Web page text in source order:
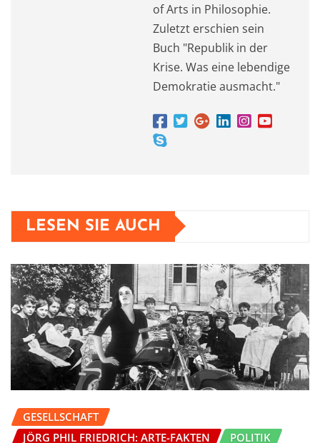
of Arts in Philosophie.
Zuletzt erschien sein
Buch "Republik in der
Krise. Was eine lebendige
Demokratie ausmacht."
LESEN SIE AUCH
GESELLSCHAFT
JÖRG PHIL FRIEDRICH: ARTE-FAKTEN
POLITIK